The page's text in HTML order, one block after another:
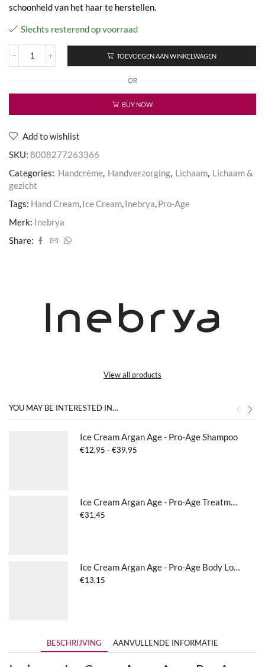
schoonheid van het haar te herstellen.
Slechts resterend op voorraad
Ice
Age
Pro-
Hand
aantal
TOEVOEGEN AAN WINKELWAGEN
OR
BUY NOW
Add to wishlist
SKU: 8008277263366
Categories: Handcrème, Handverzorging, Lichaam, Lichaam &
gezicht
Tags: Hand Cream,Ice Cream,Inebrya,Pro-Age
Merk: Inebrya
Share:
View all products
YOU MAY BE INTERESTED IN…
Ice Cream Argan Age - Pro-Age Shampoo
€12,95 - €39,95
Ice Cream Argan Age - Pro-Age Treatment
€31,45
Ice Cream Argan Age - Pro-Age Body Lotion
€13,15
BESCHRIJVING AANVULLENDE INFORMATIE